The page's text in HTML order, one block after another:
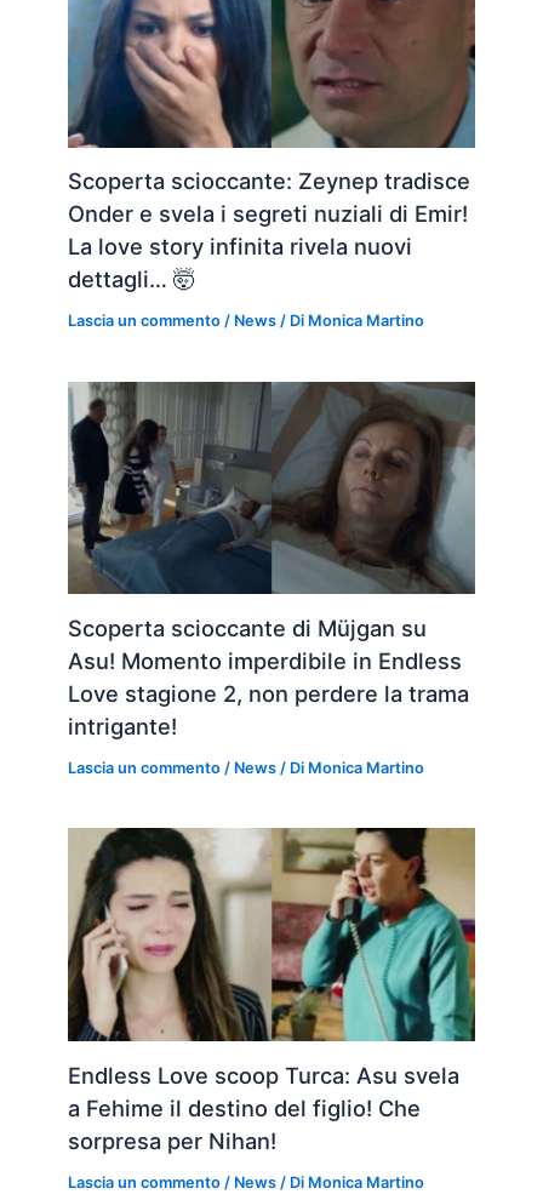
Scoperta scioccante: Zeynep tradisce
Onder e svela i segreti nuziali di Emir!
La love story infinita rivela nuovi
dettagli… 🤯
Lascia un commento / News / Di Monica Martino
Scoperta scioccante di Müjgan su
Asu! Momento imperdibile in Endless
Love stagione 2, non perdere la trama
intrigante!
Lascia un commento / News / Di Monica Martino
Endless Love scoop Turca: Asu svela
a Fehime il destino del figlio! Che
sorpresa per Nihan!
Lascia un commento / News / Di Monica Martino